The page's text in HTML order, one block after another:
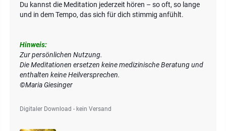
Du kannst die Meditation jederzeit hören – so oft, so lange
und in dem Tempo, das sich für dich stimmig anfühlt.
Hinweis:
Zur persönlichen Nutzung.
Die Meditationen ersetzen keine medizinische Beratung und
enthalten keine Heilversprechen.
©Maria Giesinger
Digitaler Download - kein Versand